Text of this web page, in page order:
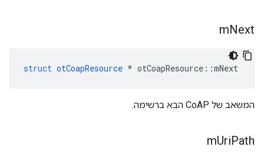
mNext
struct otCoapResource * otCoapResource ::mNext
המשאב של CoAP הבא ברשימה.
mUriPath